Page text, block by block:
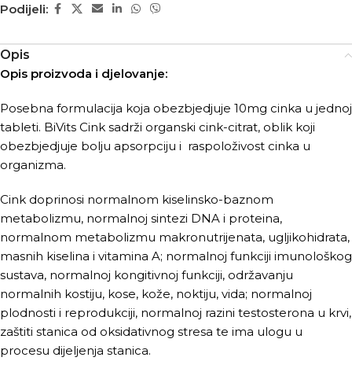
Podijeli:
Opis
Opis proizvoda i djelovanje:
Posebna formulacija koja obezbjedjuje 10mg cinka u jednoj
tableti. BiVits Cink sadrži organski cink-citrat, oblik koji
obezbjedjuje bolju apsorpciju i raspoloživost cinka u
organizma.
Cink doprinosi normalnom kiselinsko-baznom
metabolizmu, normalnoj sintezi DNA i proteina,
normalnom metabolizmu makronutrijenata, ugljikohidrata,
masnih kiselina i vitamina A; normalnoj funkciji imunološkog
sustava, normalnoj kongitivnoj funkciji, održavanju
normalnih kostiju, kose, kože, noktiju, vida; normalnoj
plodnosti i reprodukciji, normalnoj razini testosterona u krvi,
zaštiti stanica od oksidativnog stresa te ima ulogu u
procesu dijeljenja stanica.